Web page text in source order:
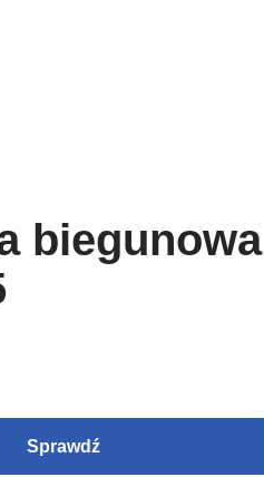
biegunowa
Sprawdź